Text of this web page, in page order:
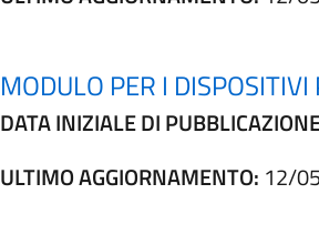
MODULO PER I
DATA INIZIALE DI
ULTIMO AGGIORNAMENTO: 12/